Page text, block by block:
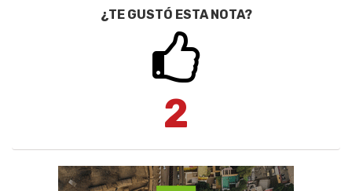
¿TE GUSTÓ ESTA NOTA?
2